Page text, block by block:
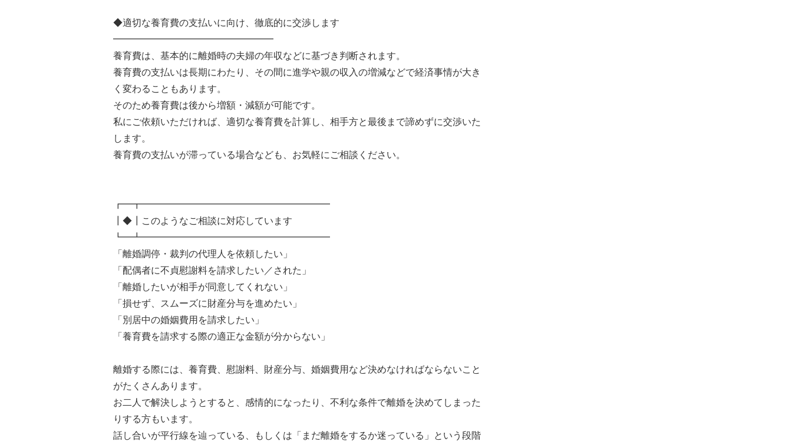
◆適切な養育費の支払いに向け、徹底的に交渉します
━━━━━━━━━━━━━━━━━
養育費は、基本的に離婚時の夫婦の年収などに基づき判断されます。
養育費の支払いは長期にわたり、その間に進学や親の収入の増減などで経済事情が大き
く変わることもあります。
そのため養育費は後から増額・減額が可能です。
私にご依頼いただければ、適切な養育費を計算し、相手方と最後まで諦めずに交渉いた
します。
養育費の支払いが滞っている場合なども、お気軽にご相談ください。
┏━┳━━━━━━━━━━━━━━━━━━━━
┃◆┃このようなご相談に対応しています
┗━┻━━━━━━━━━━━━━━━━━━━━
「離婚調停・裁判の代理人を依頼したい」
「配偶者に不貞慰謝料を請求したい／された」
「離婚したいが相手が同意してくれない」
「損せず、スムーズに財産分与を進めたい」
「別居中の婚姻費用を請求したい」
「養育費を請求する際の適正な金額が分からない」
離婚する際には、養育費、慰謝料、財産分与、婚姻費用など決めなければならないこと
がたくさんあります。
お二人で解決しようとすると、感情的になったり、不利な条件で離婚を決めてしまった
りする方もいます。
話し合いが平行線を辿っている、もしくは「まだ離婚をするか迷っている」という段階